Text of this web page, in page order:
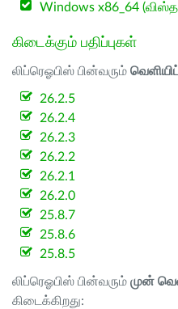
Windows x86_64
கிடைக்கும் பதிப்புகள்
லிப்ரெஓபிஸ் பின்வரும்
26.2.5
26.2.4
26.2.3
26.2.2
26.2.1
26.2.0
25.8.7
25.8.6
25.8.5
லிப்ரெஓபிஸ் பின்வரும் முன்
கிடைக்கிறது: